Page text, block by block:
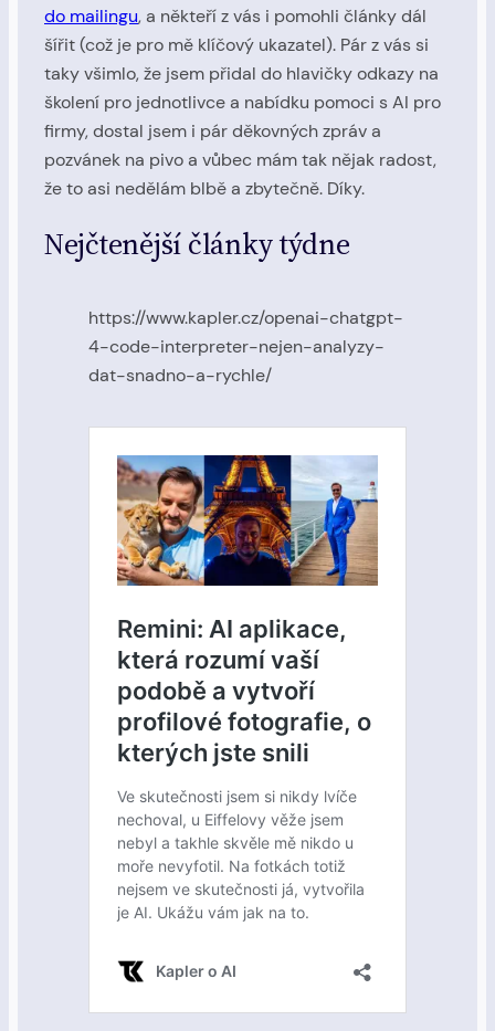
do mailingu, a někteří z vás i pomohli články dál
šířit (což je pro mě klíčový ukazatel). Pár z vás si
taky všimlo, že jsem přidal do hlavičky odkazy na
školení pro jednotlivce a nabídku pomoci s AI pro
firmy, dostal jsem i pár děkovných zpráv a
pozvánek na pivo a vůbec mám tak nějak radost,
že to asi nedělám blbě a zbytečně. Díky.
Nejčtenější články týdne
https://www.kapler.cz/openai-chatgpt-
4-code-interpreter-nejen-analyzy-
dat-snadno-a-rychle/